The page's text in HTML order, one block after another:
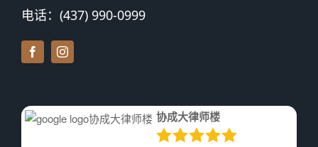
电话：(437) 990-0999
协成大律师楼